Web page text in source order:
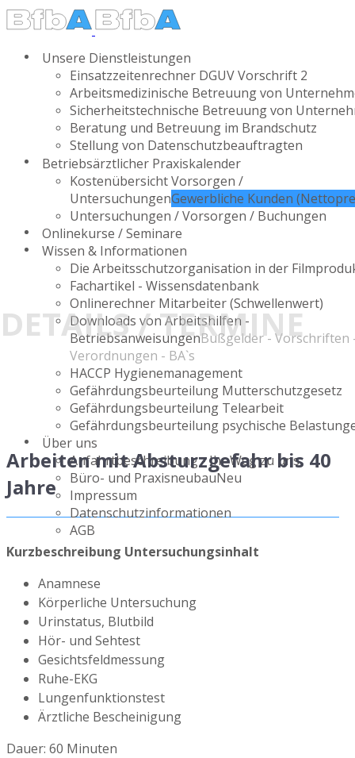
Unsere Dienstleistungen
Einsatzzeitenrechner DGUV Vorschrift 2
Arbeitsmedizinische Betreuung von
Sicherheitstechnische Betreuung von
Beratung und Betreuung im Brandschutz
Stellung von Datenschutzbeauftragten
Betriebsärztlicher Praxiskalender
Kostenübersicht Vorsorgen /
UntersuchungenGewerbliche Kunden
Untersuchungen / Vorsorgen / Buchungen
Onlinekurse / Seminare
Wissen & Informationen
Die Arbeitsschutzorganisation in der
Fachartikel - Wissensdatenbank
Onlinerechner Mitarbeiter (Schwellenwert)
Downloads von Arbeitshilfen -
BetriebsanweisungenBußgelder - Vorschriften
Verordnungen - BA`s
HACCP Hygienemanagement
Gefährdungsbeurteilung Mutterschutzgesetz
Gefährdungsbeurteilung Telearbeit
Gefährdungsbeurteilung psychische
Über uns
Anfahrtbeschreibung - Ihr Weg zu uns
Büro- und PraxisneubauNeu
Impressum
Datenschutzinformationen
AGB
DETAILS / TERMINE
Arbeiten mit Absturzgefahr bis 40
Jahre
Kurzbeschreibung Untersuchungsinhalt
Anamnese
Körperliche Untersuchung
Urinstatus, Blutbild
Hör- und Sehtest
Gesichtsfeldmessung
Ruhe-EKG
Lungenfunktionstest
Ärztliche Bescheinigung
Dauer: 60 Minuten